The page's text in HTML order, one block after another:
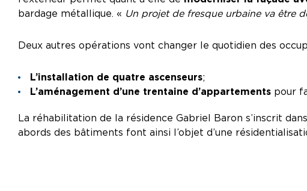
bardage métallique. « Un projet de fresque urbaine va être
Deux autres opérations vont changer le quotidien des
L’installation de quatre ascenseurs;
L’aménagement d’une trentaine d’appartements pour
La réhabilitation de la résidence Gabriel Baron s’inscrit
abords des bâtiments font ainsi l’objet d’une